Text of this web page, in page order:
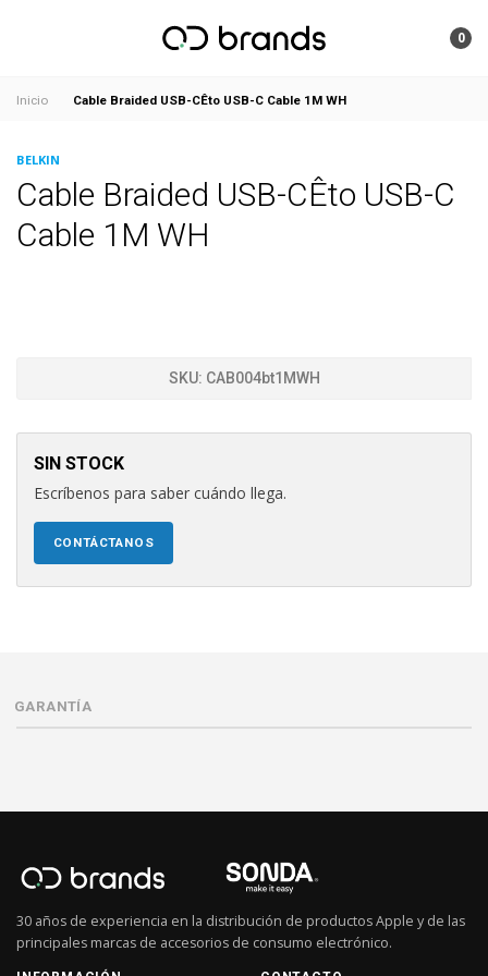
0
Inicio Cable Braided USB-CÊto USB-C Cable 1M WH
BELKIN
Cable Braided USB-CÊto USB-C
Cable 1M WH
SKU: CAB004bt1MWH
SIN STOCK
Escríbenos para saber cuándo llega.
CONTÁCTANOS
GARANTÍA
30 años de experiencia en la distribución de productos Apple y de las
principales marcas de accesorios de consumo electrónico.